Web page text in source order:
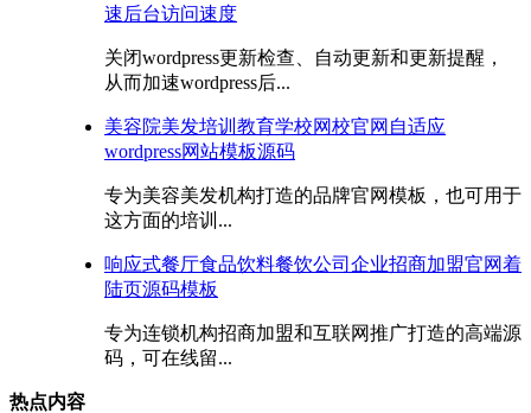
速后台访问速度
关闭wordpress更新检查、自动更新和更新提醒，
从而加速wordpress后...
美容院美发培训教育学校网校官网自适应
wordpress网站模板源码
专为美容美发机构打造的品牌官网模板，也可用于
这方面的培训...
响应式餐厅食品饮料餐饮公司企业招商加盟官网着
陆页源码模板
专为连锁机构招商加盟和互联网推广打造的高端源
码，可在线留...
热点内容